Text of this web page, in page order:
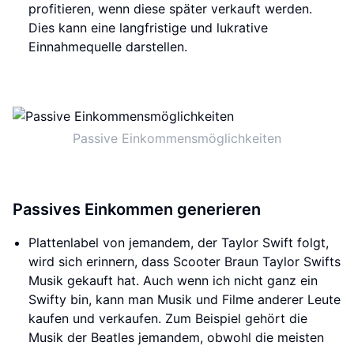
profitieren, wenn diese später verkauft werden.
Dies kann eine langfristige und lukrative
Einnahmequelle darstellen.
Passive Einkommensmöglichkeiten
Passives Einkommen generieren
Plattenlabel von jemandem, der Taylor Swift folgt,
wird sich erinnern, dass Scooter Braun Taylor Swifts
Musik gekauft hat. Auch wenn ich nicht ganz ein
Swifty bin, kann man Musik und Filme anderer Leute
kaufen und verkaufen. Zum Beispiel gehört die
Musik der Beatles jemandem, obwohl die meisten